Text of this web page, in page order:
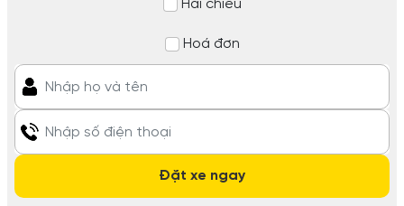
Hai chiều
Hoá đơn